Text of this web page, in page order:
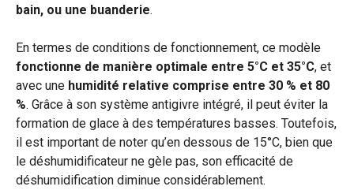
bain, ou une buanderie.
En termes de conditions de fonctionnement, ce modèle
fonctionne de manière optimale entre 5°C et 35°C, et
avec une humidité relative comprise entre 30 % et 80
%. Grâce à son système antigivre intégré, il peut éviter la
formation de glace à des températures basses. Toutefois,
il est important de noter qu’en dessous de 15°C, bien que
le déshumidificateur ne gèle pas, son efficacité de
déshumidification diminue considérablement.